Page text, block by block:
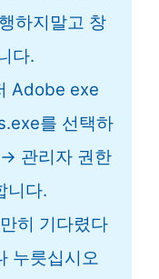
하지말고 창
다.
Adobe exe
를 선택하
관리자 권한
니다.
히 기다렸다
누릇십시오